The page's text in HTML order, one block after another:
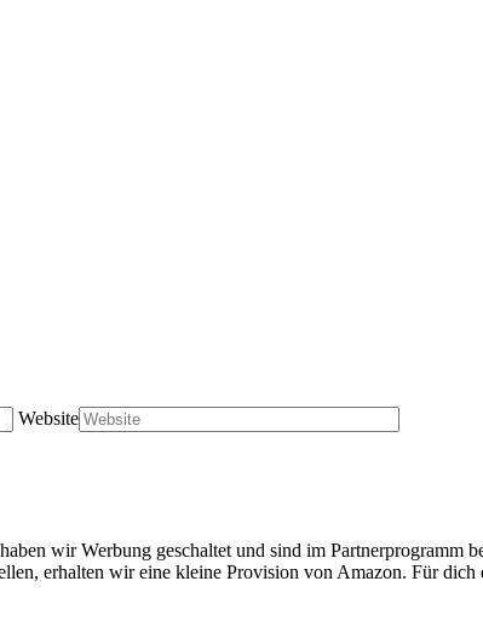
Website
wir Werbung geschaltet und sind im Partnerprogramm
erhalten wir eine kleine Provision von Amazon. Für dich